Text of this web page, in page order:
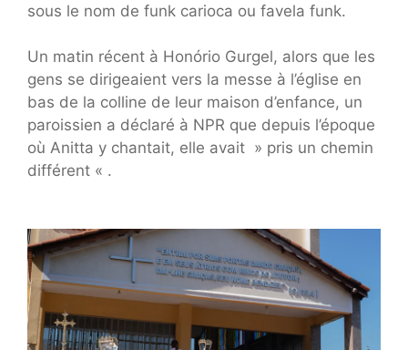
sous le nom de funk carioca ou favela funk.
Un matin récent à Honório Gurgel, alors que les
gens se dirigeaient vers la messe à l’église en
bas de la colline de leur maison d’enfance, un
paroissien a déclaré à NPR que depuis l’époque
où Anitta y chantait, elle avait » pris un chemin
différent « .